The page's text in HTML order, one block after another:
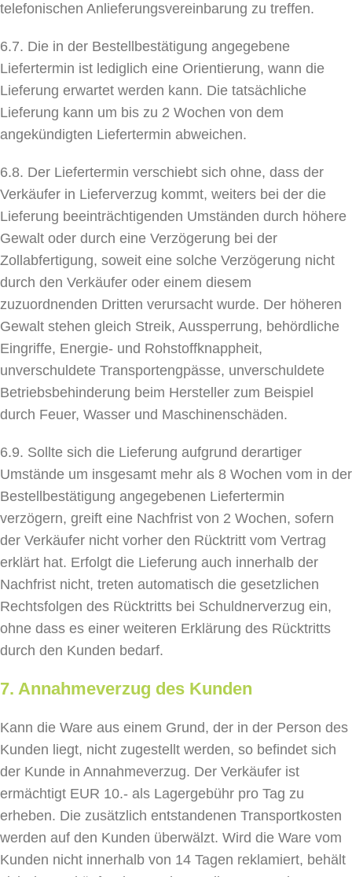
telefonischen Anlieferungsvereinbarung zu treffen.
6.7. Die in der Bestellbestätigung angegebene
Liefertermin ist lediglich eine Orientierung, wann die
Lieferung erwartet werden kann. Die tatsächliche
Lieferung kann um bis zu 2 Wochen von dem
angekündigten Liefertermin abweichen.
6.8. Der Liefertermin verschiebt sich ohne, dass der
Verkäufer in Lieferverzug kommt, weiters bei der die
Lieferung beeinträchtigenden Umständen durch höhere
Gewalt oder durch eine Verzögerung bei der
Zollabfertigung, soweit eine solche Verzögerung nicht
durch den Verkäufer oder einem diesem
zuzuordnenden Dritten verursacht wurde. Der höheren
Gewalt stehen gleich Streik, Aussperrung, behördliche
Eingriffe, Energie- und Rohstoffknappheit,
unverschuldete Transportengpässe, unverschuldete
Betriebsbehinderung beim Hersteller zum Beispiel
durch Feuer, Wasser und Maschinenschäden.
6.9. Sollte sich die Lieferung aufgrund derartiger
Umstände um insgesamt mehr als 8 Wochen vom in der
Bestellbestätigung angegebenen Liefertermin
verzögern, greift eine Nachfrist von 2 Wochen, sofern
der Verkäufer nicht vorher den Rücktritt vom Vertrag
erklärt hat. Erfolgt die Lieferung auch innerhalb der
Nachfrist nicht, treten automatisch die gesetzlichen
Rechtsfolgen des Rücktritts bei Schuldnerverzug ein,
ohne dass es einer weiteren Erklärung des Rücktritts
durch den Kunden bedarf.
7. Annahmeverzug des Kunden
Kann die Ware aus einem Grund, der in der Person des
Kunden liegt, nicht zugestellt werden, so befindet sich
der Kunde in Annahmeverzug. Der Verkäufer ist
ermächtigt EUR 10.- als Lagergebühr pro Tag zu
erheben. Die zusätzlich entstandenen Transportkosten
werden auf den Kunden überwälzt. Wird die Ware vom
Kunden nicht innerhalb von 14 Tagen reklamiert, behält